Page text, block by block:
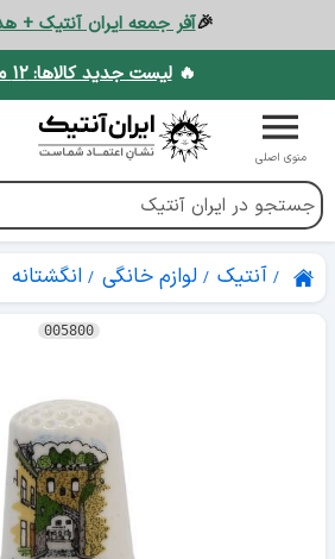
🎉آفر جمعه ایران آنتیک +
🔥لیست جدید کالاها: ۱۲ مرداد
منوی اصلی
آنتیک لوازم خانگی انگشتانه
005800